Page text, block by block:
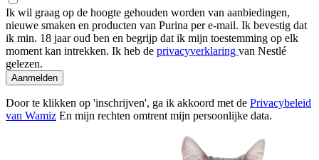
Ik wil graag op de hoogte gehouden worden van aanbiedingen,
nieuwe smaken en producten van Purina per e-mail. Ik bevestig dat
ik min. 18 jaar oud ben en begrijp dat ik mijn toestemming op elk
moment kan intrekken. Ik heb de privacyverklaring van Nestlé
gelezen.
Aanmelden
Door te klikken op 'inschrijven', ga ik akkoord met de Privacybeleid
van Wamiz En mijn rechten omtrent mijn persoonlijke data.